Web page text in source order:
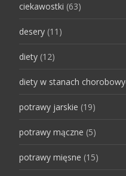
ciekawostki (63)
desery (11)
diety (12)
diety w stanach
potrawy jarskie (19)
potrawy mączne (5)
potrawy mięsne (15)